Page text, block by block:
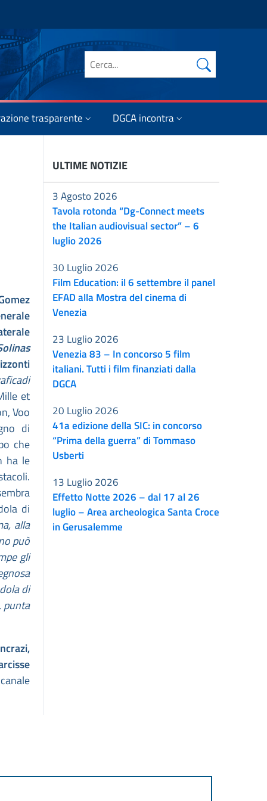
Cerca nel sito
trasparente DGCA incontra
di
et
Voo
di
che
ha le
di
alla
può
gli
di
punta
ULTIME NOTIZIE
Tavola rotonda “Dg-Connect meets
the Italian audiovisual sector” – 6
luglio 2026
3 Agosto 2026
Film Education: il 6 settembre il panel
EFAD alla Mostra del cinema di
Venezia
30 Luglio 2026
Venezia 83 – In concorso 5 film
italiani. Tutti i film finanziati dalla
DGCA
23 Luglio 2026
41a edizione della SIC: in concorso
“Prima della guerra” di Tommaso
Usberti
20 Luglio 2026
Effetto Notte 2026 – dal 17 al 26
luglio – Area archeologica Santa Croce
in Gerusalemme
13 Luglio 2026